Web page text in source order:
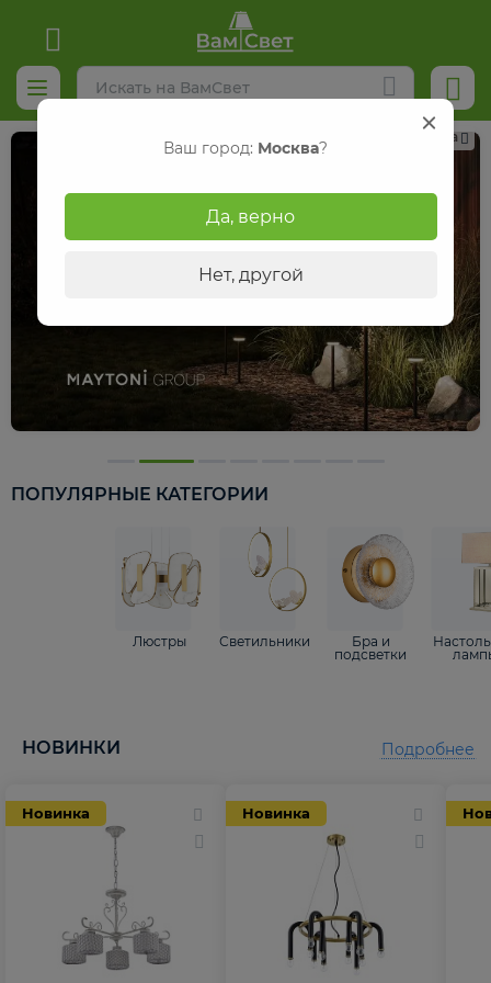
Реклама
ПОПУЛЯРНЫЕ КАТЕГОРИИ
Люстры Светильники
Бра и
подсветки
НОВИНКИ
Новинка Новинка
Подробнее
Ваш город: Москва?
Да, верно
Нет, другой